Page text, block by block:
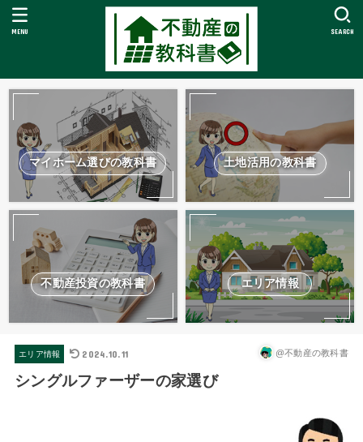
SEARCH
MENU
マイホーム選びの教科書 土地活用の教科書
不動産投資の教科書 エリア情報
エリア情報 2024.10.11 @不動産の教科書
シングルファーザーの家選び